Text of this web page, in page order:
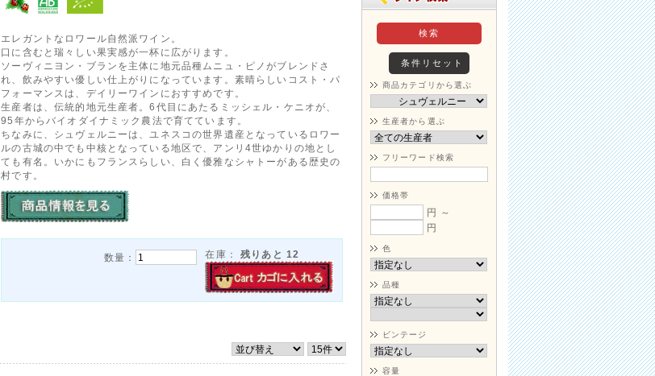
エレガントなロワール自然派ワイン。
口に含むと瑞々しい果実感が一杯に広がります。
ソーヴィニヨン・ブランを主体に地元品種ムニュ・ピノがブレンドさ
れ、飲みやすい優しい仕上がりになっています。素晴らしいコスト・パ
フォーマンスは、デイリーワインにおすすめです。
生産者は、伝統的地元生産者。6代目にあたるミッシェル・ケニオが、
95年からバイオダイナミック農法で育てています。
ちなみに、シュヴェルニーは、ユネスコの世界遺産となっているロワー
ルの古城の中でも中核となっている地区で、アンリ4世ゆかりの地とし
ても有名。いかにもフランスらしい、白く優雅なシャトーがある歴史の
村です。
数量： 在庫：残りあと 12
商品カテゴリから選ぶ
生産者から選ぶ
フリーワード検索
価格帯
円 ～
円
色
品種
ビンテージ
容量